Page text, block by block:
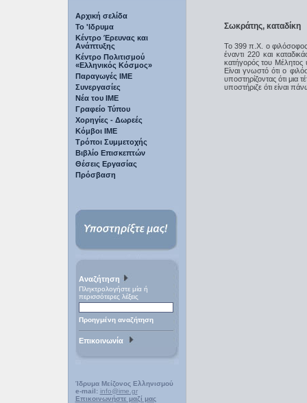
Αρχική σελίδα
Το 'Ιδρυμα
Κέντρο Έρευνας και
Ανάπτυξης
Κέντρο Πολιτισμού
«Ελληνικός Κόσμος»
Παραγωγές IME
Συνεργασίες
Νέα του ΙΜΕ
Γραφείο Τύπου
Χορηγίες - Δωρεές
Κόμβοι ΙΜΕ
Τρόποι Συμμετοχής
Βιβλίο Επισκεπτών
Θέσεις Εργασίας
Πρόσβαση
Αναζήτηση
Πληκτρολογήστε μία ή
περισσότερες λέξεις
Προηγμένη αναζήτηση
Επικοινωνία
Ίδρυμα Μείζονος Ελληνισμού
e-mail: info@ime.gr
Επικοινωνήστε μαζί μας
Σωκράτης, καταδίκη
Το 399 π.Χ. ο
έναντι 220 και
κατήγορός του Μέλητος
Είναι γνωστό ότι ο
υποστηρίζοντας ότι μια
υποστήριζε ότι είναι